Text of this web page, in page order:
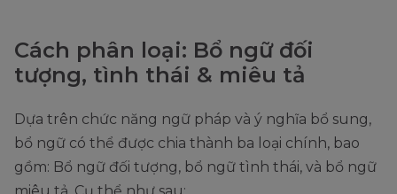
Cách phân loại: Bổ ngữ đối
tượng, tình thái & miêu tả
Dựa trên chức năng ngữ pháp và ý nghĩa bổ sung,
bổ ngữ có thể được chia thành ba loại chính, bao
gồm: Bổ ngữ đối tượng, bổ ngữ tình thái, và bổ ngữ